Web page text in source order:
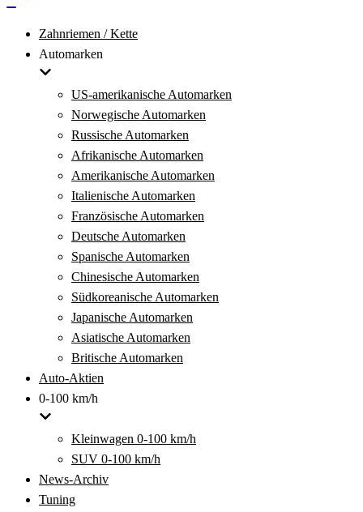
Zahnriemen / Kette
Automarken
US-amerikanische Automarken
Norwegische Automarken
Russische Automarken
Afrikanische Automarken
Amerikanische Automarken
Italienische Automarken
Französische Automarken
Deutsche Automarken
Spanische Automarken
Chinesische Automarken
Südkoreanische Automarken
Japanische Automarken
Asiatische Automarken
Britische Automarken
Auto-Aktien
0-100 km/h
Kleinwagen 0-100 km/h
SUV 0-100 km/h
News-Archiv
Tuning